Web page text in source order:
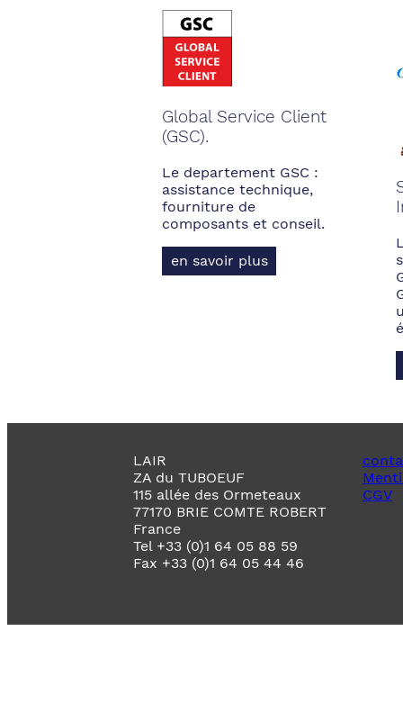
Global Service Client
(GSC).
Le departement GSC :
assistance technique,
fourniture de
composants et conseil.
en savoir plus
LAIR
ZA du TUBOEUF
115 allée des Ormeteaux
77170 BRIE COMTE ROBERT
France
Tel +33 (0)1 64 05 88 59
Fax +33 (0)1 64 05 44 46
CGV